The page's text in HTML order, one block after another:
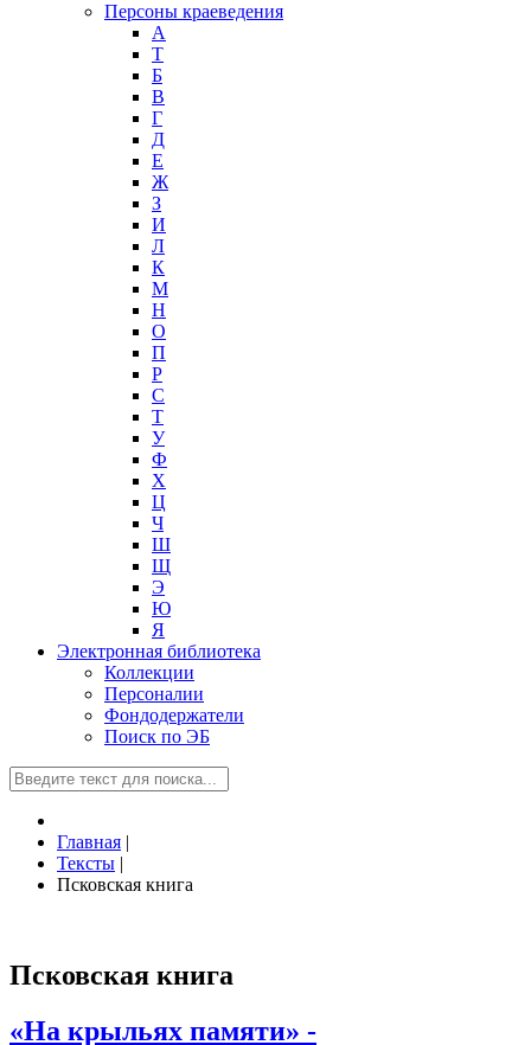
Персоны краеведения
А
T
Б
В
Г
Д
Е
Ж
З
И
Л
К
М
Н
О
П
Р
С
Т
У
Ф
Х
Ц
Ч
Ш
Щ
Э
Ю
Я
Электронная библиотека
Коллекции
Персоналии
Фондодержатели
Поиск по ЭБ
Главная |
Тексты |
Псковская книга
Псковская книга
«На крыльях памяти» -